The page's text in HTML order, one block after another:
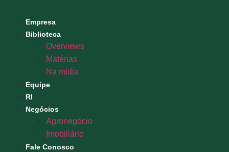
Empresa
Biblioteca
Overviews
Matérias
Na mídia
Equipe
RI
Negócios
Agronegócio
Imobiliário
Fale Conosco